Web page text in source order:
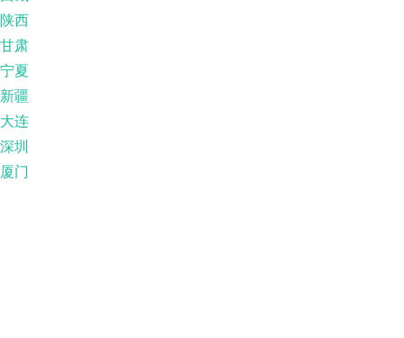
陕西
甘肃
宁夏
新疆
大连
深圳
厦门